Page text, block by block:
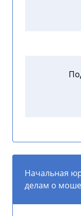
Начальная
делам о